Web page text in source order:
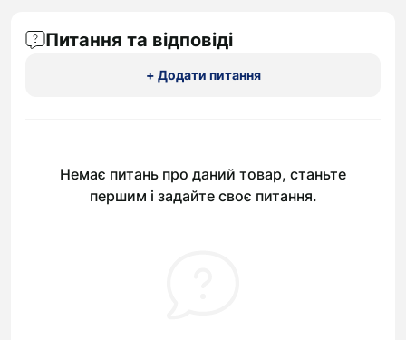
Питання та відповіді
+ Додати питання
Немає питань про даний товар, станьте
першим і задайте своє питання.